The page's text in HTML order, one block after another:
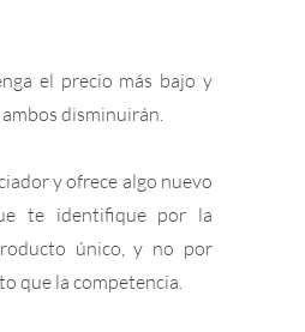
el precio más bajo y
disminuirán.
y ofrece algo nuevo
te identifique por la
único, y no por
que la competencia.